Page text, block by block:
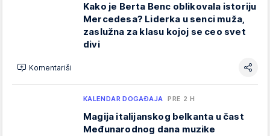
Kako je Berta Benc oblikovala istoriju
Mercedesa? Liderka u senci muža,
zaslužna za klasu kojoj se ceo svet
divi
Komentariši
KALENDAR DOGAĐAJA PRE 2 H
Magija italijanskog belkanta u čast
Međunarodnog dana muzike